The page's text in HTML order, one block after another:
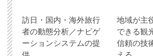
訪日・国内・海外旅行
者の動態分析／ナビゲ
ーションシステムの提
地域が主
できる観
信頼の技